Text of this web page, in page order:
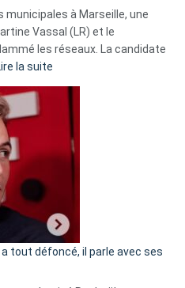
à Marseille, une
Vassal (LR) et le
les réseaux. La candidate
la suite
d’alliance
secrète
«
C’est
tout défoncé, il parle avec ses